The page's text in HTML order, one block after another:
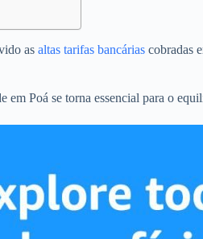
as altas tarifas bancárias cobradas
em Poá se torna essencial para o